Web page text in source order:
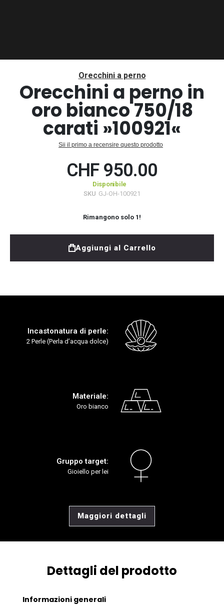
galleria
Orecchini a perno
Orecchini a perno in
oro bianco 750/18
carati »100921«
Sii il primo a recensire questo prodotto
CHF 950.00
Disponibile
SKU GJ-OH-100921
Rimangono solo 1 !
Aggiungi al Carrello
Incastonatura di perle:
2 Perle (Perla d’acqua dolce)
Materiale:
Oro bianco
Gruppo target:
Gioiello per lei
Maggiori dettagli
Dettagli del prodotto
Informazioni generali